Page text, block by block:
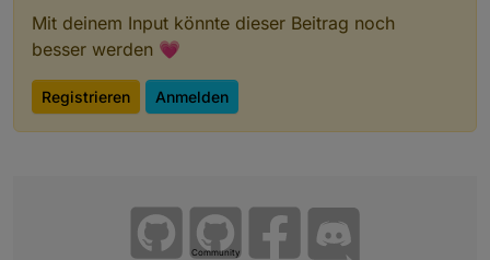
Mit deinem Input könnte dieser Beitrag noch
besser werden 💗
Registrieren Anmelden
Community